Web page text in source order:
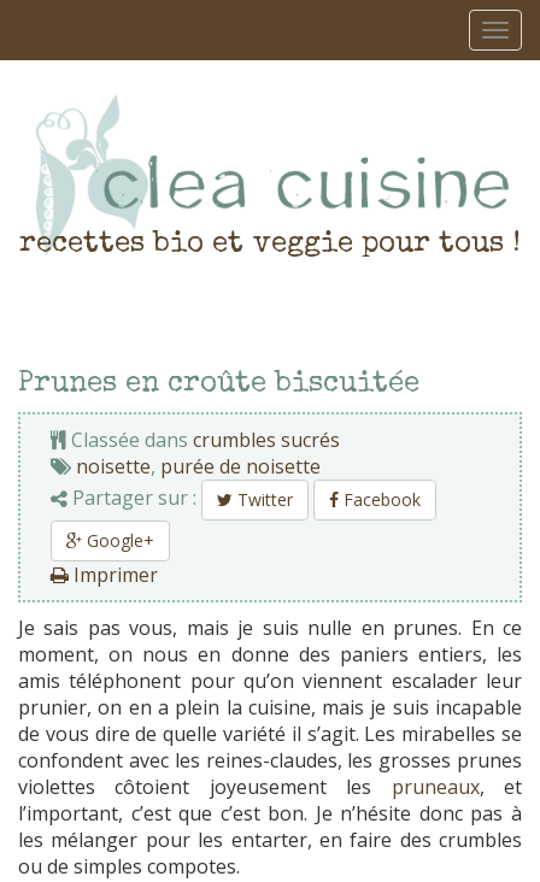
recettes bio et veggie pour tous !
Prunes en croûte biscuitée
Classée dans crumbles sucrés
noisette, purée de noisette
Partager sur :
Twitter
Facebook
Google+
Imprimer
Je sais pas vous, mais je suis nulle en prunes. En ce
moment, on nous en donne des paniers entiers, les
amis téléphonent pour qu’on viennent escalader leur
prunier, on en a plein la cuisine, mais je suis incapable
de vous dire de quelle variété il s’agit. Les mirabelles se
confondent avec les reines-claudes, les grosses prunes
violettes côtoient joyeusement les pruneaux, et
l’important, c’est que c’est bon. Je n’hésite donc pas à
les mélanger pour les entarter, en faire des crumbles
ou de simples compotes.